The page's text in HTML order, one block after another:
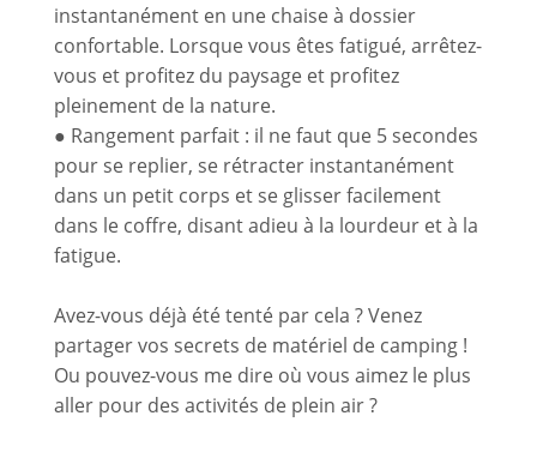
instantanément en une chaise à dossier
confortable. Lorsque vous êtes fatigué, arrêtez-
vous et profitez du paysage et profitez
pleinement de la nature.
● Rangement parfait : il ne faut que 5 secondes
pour se replier, se rétracter instantanément
dans un petit corps et se glisser facilement
dans le coffre, disant adieu à la lourdeur et à la
fatigue.
Avez-vous déjà été tenté par cela ? Venez
partager vos secrets de matériel de camping !
Ou pouvez-vous me dire où vous aimez le plus
aller pour des activités de plein air ?